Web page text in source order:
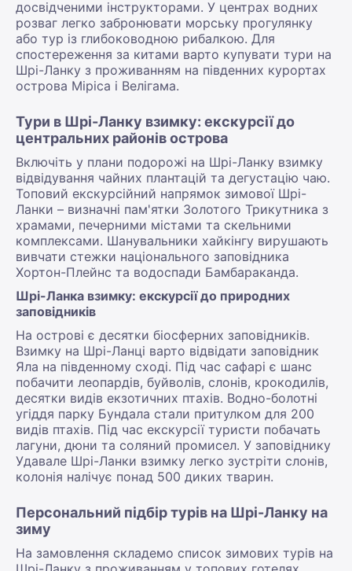
досвідченими інструкторами. У центрах водних
розваг легко забронювати морську прогулянку
або тур із глибоководною рибалкою. Для
спостереження за китами варто купувати тури на
Шрі-Ланку з проживанням на південних курортах
острова Міріса і Велігама.
Тури в Шрі-Ланку взимку: екскурсії до
центральних районів острова
Включіть у плани подорожі на Шрі-Ланку взимку
відвідування чайних плантацій та дегустацію чаю.
Топовий екскурсійний напрямок зимової Шрі-
Ланки – визначні пам'ятки Золотого Трикутника з
храмами, печерними містами та скельними
комплексами. Шанувальники хайкінгу вирушають
вивчати стежки національного заповідника
Хортон-Плейнс та водоспади Бамбараканда.
Шрі-Ланка взимку: екскурсії до природних
заповідників
На острові є десятки біосферних заповідників.
Взимку на Шрі-Ланці варто відвідати заповідник
Яла на південному сході. Під час сафарі є шанс
побачити леопардів, буйволів, слонів, крокодилів,
десятки видів екзотичних птахів. Водно-болотні
угіддя парку Бундала стали притулком для 200
видів птахів. Під час екскурсії туристи побачать
лагуни, дюни та соляний промисел. У заповіднику
Удавале Шрі-Ланки взимку легко зустріти слонів,
колонія налічує понад 500 диких тварин.
Персональний підбір турів на Шрі-Ланку на
зиму
На замовлення складемо список зимових турів на